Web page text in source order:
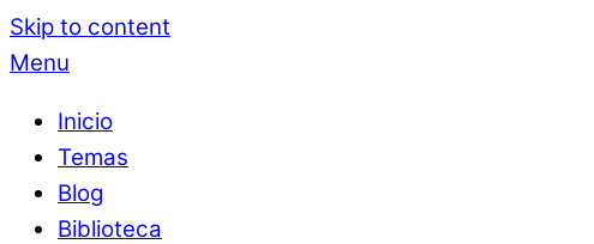
Skip to content
Menu
Inicio
Temas
Blog
Biblioteca